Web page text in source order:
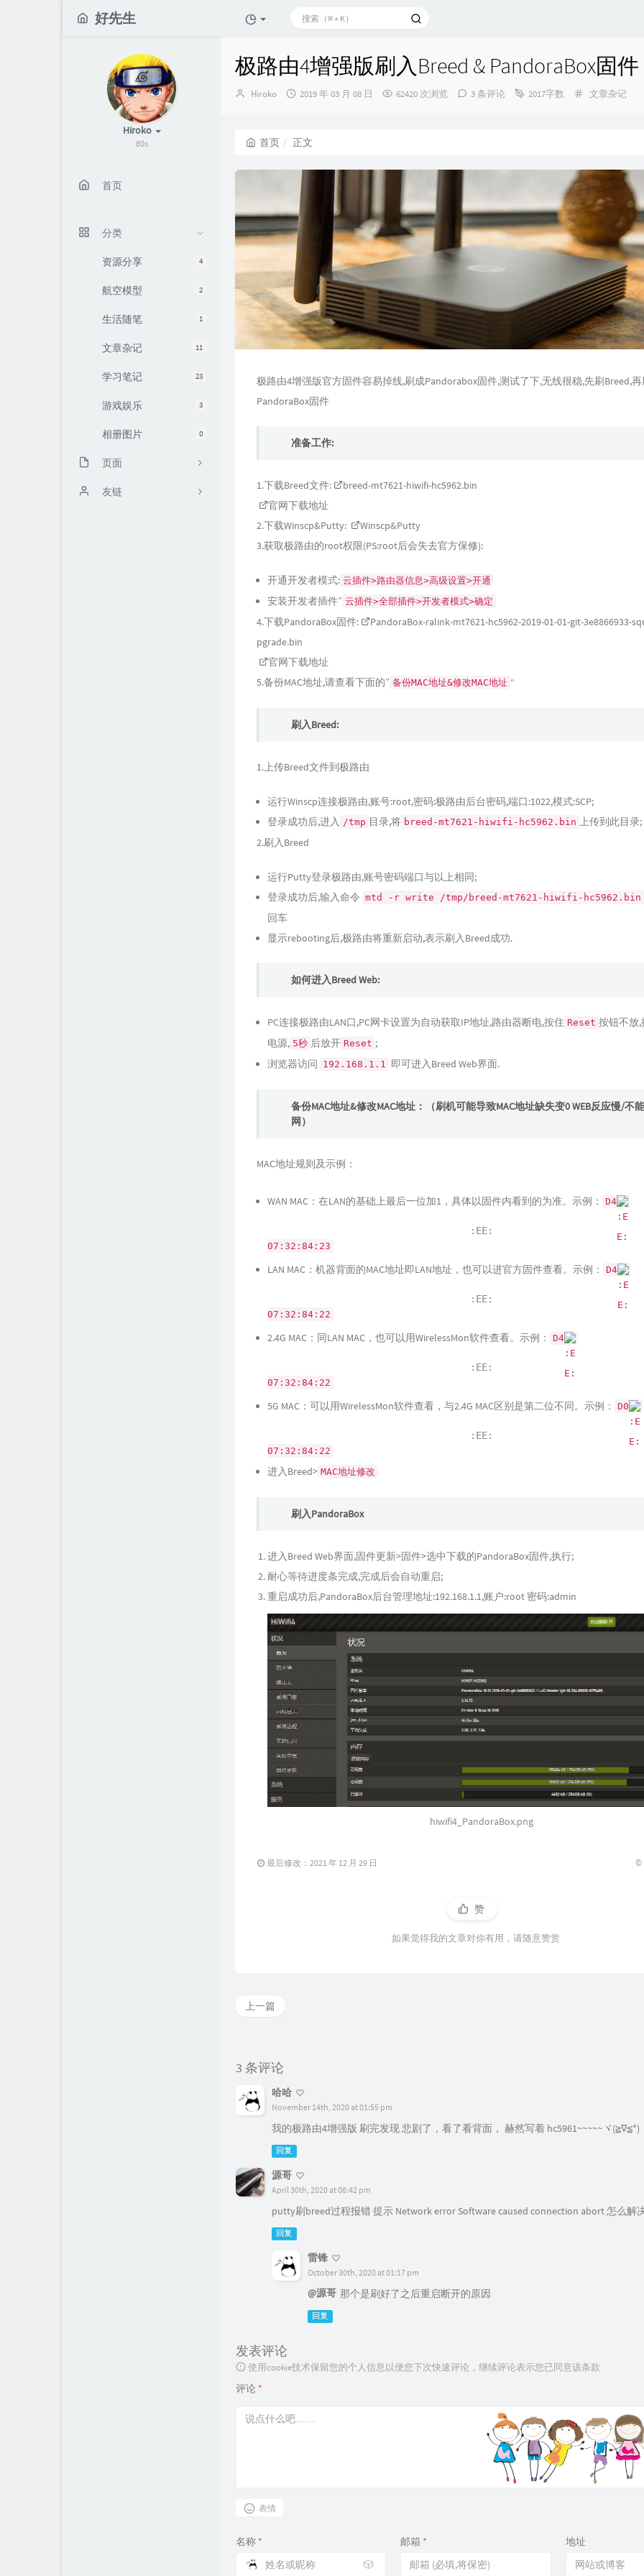
好先生
Hiroko
80s
首页
分类
4
资源分享
2
航空模型
1
生活随笔
11
文章杂记
23
学习笔记
3
游戏娱乐
0
相册图片
页面
KMS激活
友链
极路由4增强版刷入Breed & PandoraBox固件
博
Hiroko
发
2019 年 03 月 08 日 62420 次浏览 3 条评论 2017字数
分
文章杂记
首页 正文
极路由4增强版官方固件容易掉线,刷成Pandorabox固件,测试了下,无线很稳,先刷Breed,再
PandoraBox固件
准备工作:
1.下载Breed文件:
breed-mt7621-hiwifi-hc5962.bin
官网下载地址
2.下载Winscp&Putty:
Winscp&Putty
3.获取极路由的root权限(PS:root后会失去官方保修):
开通开发者模式: 云插件>路由器信息>高级设置>开通
安装开发者插件” 云插件>全部插件>开发者模式>确定
4.下载PandoraBox固件:
PandoraBox-ralink-mt7621-hc5962-2019-01-01-git-3e8866933-
pgrade.bin
官网下载地址
5.备份MAC地址,请查看下面的” 备份MAC地址&修改MAC地址 “
刷入Breed:
1.上传Breed文件到极路由
运行Winscp连接极路由,账号:root,密码:极路由后台密码,端口:1022,模式:SCP;
登录成功后,进入 /tmp 目录,将 breed-mt7621-hiwifi-hc5962.bin 上传到此目录;
2.刷入Breed
运行Putty登录极路由,账号密码端口与以上相同;
登录成功后,输入命令 mtd -r write /tmp/breed-mt7621-hiwifi-hc5962.bin
回车
显示rebooting后,极路由将重新启动,表示刷入Breed成功.
如何进入Breed Web:
PC连接极路由LAN口,PC网卡设置为自动获取IP地址,路由器断电,按住 Reset 按钮不放
电源, 5秒 后放开 Reset ;
浏览器访问 192.168.1.1 即可进入Breed Web界面.
备份MAC地址&修改MAC地址：（刷机可能导致MAC地址缺失变0 WEB反应慢/不
网）
MAC地址规则及示例：
WAN MAC：在LAN的基础上最后一位加1，具体以固件内看到的为准。示例： D4
:EE:
07:32:84:23
LAN MAC：机器背面的MAC地址即LAN地址，也可以进官方固件查看。示例： D4
:EE:
07:32:84:22
2.4G MAC：同LAN MAC，也可以用WirelessMon软件查看。示例： D4
:EE:
07:32:84:22
5G MAC：可以用WirelessMon软件查看，与2.4G MAC区别是第二位不同。示例： D0
:EE:
07:32:84:22
进入Breed> MAC地址修改
刷入PandoraBox
进入Breed Web界面,固件更新>固件>选中下载的PandoraBox固件,执行;
耐心等待进度条完成,完成后会自动重启;
重启成功后,PandoraBox后台管理地址:192.168.1.1,账户:root 密码:admin
hiwifi4_PandoraBox.png
最后修改：2021 年 12 月 29 日 ©
赞
如果觉得我的文章对你有用，请随意赞赏
上一篇
3 条评论
哈哈
November 14th, 2020 at 01:55 pm
我的极路由4增强版 刷完发现 悲剧了，看了看背面， 赫然写着 hc5961~~~~~ヾ(≧∇≦*)ゝ
回复
源哥
April 30th, 2020 at 08:42 pm
putty刷breed过程报错 提示 Network error Software caused connection abort 怎么解
回复
雷锋
October 30th, 2020 at 01:17 pm
@源哥 那个是刷好了之后重启断开的原因
回复
发表评论
使用cookie技术保留您的个人信息以便您下次快速评论，继续评论表示您已同意该条款
评论 *
表情
名称 *
🎲
邮箱 * 地址